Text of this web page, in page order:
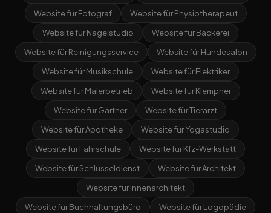
Website für Fotograf
Website für Physiotherapeut
Website für Nagelstudio
Website für Bäckerei
Website für Reinigungsservice
Website für Hundesalon
Website für Musikschule
Website für Elektriker
Website für Malerbetrieb
Website für Klempner
Website für Gärtner
Website für Tierarzt
Website für Apotheke
Website für Yogastudio
Website für Fahrschule
Website für Kfz-Werkstatt
Website für Schlüsseldienst
Website für Architekt
Website für Innenarchitekt
Website für Buchhaltungsbüro
Website für Logopädie